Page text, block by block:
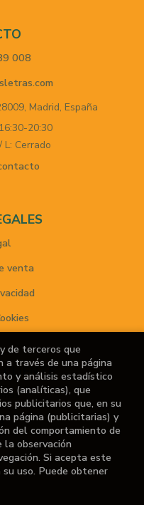
008
Madrid, España
20:30
L: Cerrado
venta
que buscas?
de terceros que
a través de una página
y análisis estadístico
(analíticas), que
publicitarios que, en su
página (publicitarias) y
del comportamiento de
observación
Si acepta este
uso. Puede obtener